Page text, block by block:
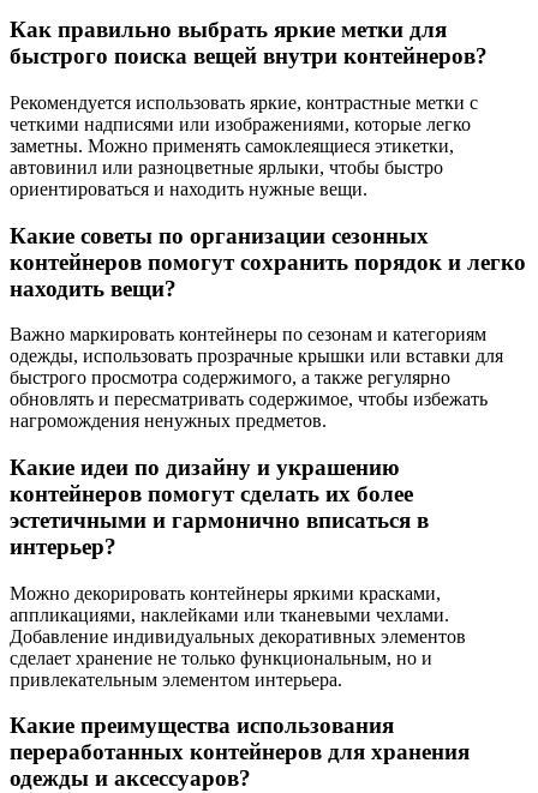
Как правильно выбрать яркие метки для
быстрого поиска вещей внутри контейнеров?
Рекомендуется использовать яркие, контрастные метки с
четкими надписями или изображениями, которые легко
заметны. Можно применять самоклеящиеся этикетки,
автовинил или разноцветные ярлыки, чтобы быстро
ориентироваться и находить нужные вещи.
Какие советы по организации сезонных
контейнеров помогут сохранить порядок и легко
находить вещи?
Важно маркировать контейнеры по сезонам и категориям
одежды, использовать прозрачные крышки или вставки для
быстрого просмотра содержимого, а также регулярно
обновлять и пересматривать содержимое, чтобы избежать
нагромождения ненужных предметов.
Какие идеи по дизайну и украшению
контейнеров помогут сделать их более
эстетичными и гармонично вписаться в
интерьер?
Можно декорировать контейнеры яркими красками,
аппликациями, наклейками или тканевыми чехлами.
Добавление индивидуальных декоративных элементов
сделает хранение не только функциональным, но и
привлекательным элементом интерьера.
Какие преимущества использования
переработанных контейнеров для хранения
одежды и аксессуаров?